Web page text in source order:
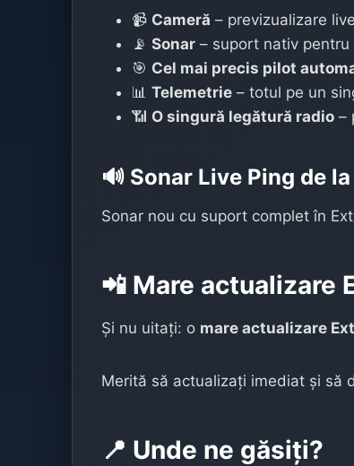
📹 Cameră – previzualizare
📡Sonar – suport nativ
🎯 Cel mai precis pilot
📊Telemetrie – totul pe un
📶 O singură legătură radio –
🔊 Sonar Live Ping de
Sonar nou cu suport complet în
📲 Mare actualizare
Și nu uitați: o mare actualizare
Merită să actualizați imediat și să
📍 Unde ne găsiți?